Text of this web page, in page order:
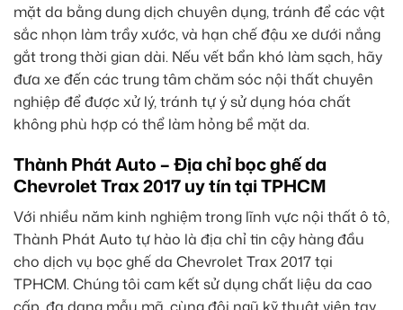
mặt da bằng dung dịch chuyên dụng, tránh để các vật
sắc nhọn làm trầy xước, và hạn chế đậu xe dưới nắng
gắt trong thời gian dài. Nếu vết bẩn khó làm sạch, hãy
đưa xe đến các trung tâm chăm sóc nội thất chuyên
nghiệp để được xử lý, tránh tự ý sử dụng hóa chất
không phù hợp có thể làm hỏng bề mặt da.
Thành Phát Auto – Địa chỉ bọc ghế da
Chevrolet Trax 2017 uy tín tại TPHCM
Với nhiều năm kinh nghiệm trong lĩnh vực nội thất ô tô,
Thành Phát Auto tự hào là địa chỉ tin cậy hàng đầu
cho dịch vụ bọc ghế da Chevrolet Trax 2017 tại
TPHCM. Chúng tôi cam kết sử dụng chất liệu da cao